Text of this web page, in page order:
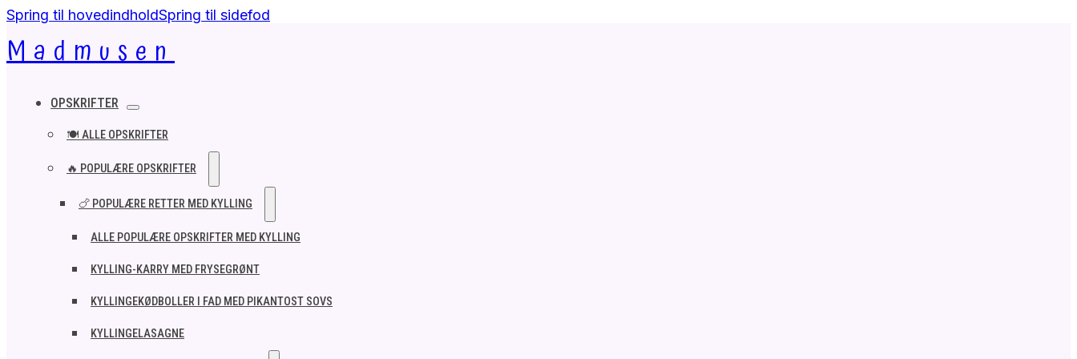
Spring til hovedindholdSpring til sidefod
Madmusen
OPSKRIFTER
🍽️ ALLE OPSKRIFTER
🔥 POPULÆRE OPSKRIFTER
🍗 POPULÆRE RETTER MED KYLLING
ALLE POPULÆRE OPSKRIFTER MED KYLLING
KYLLING-KARRY MED FRYSEGRØNT
KYLLINGEKØDBOLLER I FAD MED PIKANTOST SOVS
KYLLINGELASAGNE